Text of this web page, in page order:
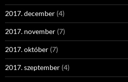
2017. december (4)
2017. november (7)
2017. október (7)
2017. szeptember (4)